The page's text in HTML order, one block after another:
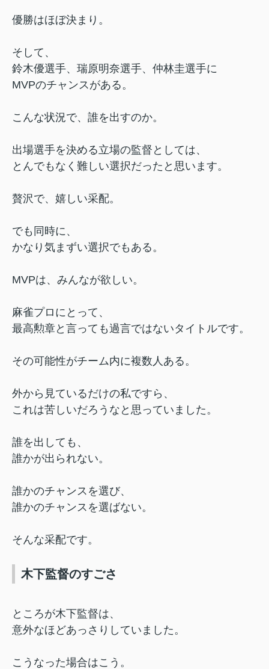
優勝はほぼ決まり。
そして、
鈴木優選手、瑞原明奈選手、仲林圭選手に
MVPのチャンスがある。
こんな状況で、誰を出すのか。
出場選手を決める立場の監督としては、
とんでもなく難しい選択だったと思います。
贅沢で、嬉しい采配。
でも同時に、
かなり気まずい選択でもある。
MVPは、みんなが欲しい。
麻雀プロにとって、
最高勲章と言っても過言ではないタイトルです。
その可能性がチーム内に複数人ある。
外から見ているだけの私ですら、
これは苦しいだろうなと思っていました。
誰を出しても、
誰かが出られない。
誰かのチャンスを選び、
誰かのチャンスを選ばない。
そんな采配です。
木下監督のすごさ
ところが木下監督は、
意外なほどあっさりしていました。
こうなった場合はこう。